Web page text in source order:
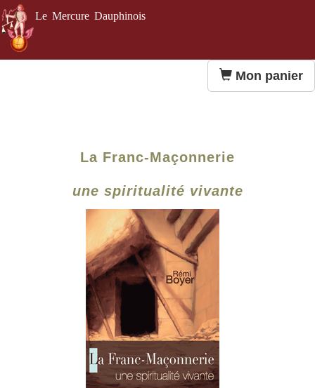
Le Mercure Dauphinois
Mon panier
La Franc-Maçonnerie
une spiritualité vivante